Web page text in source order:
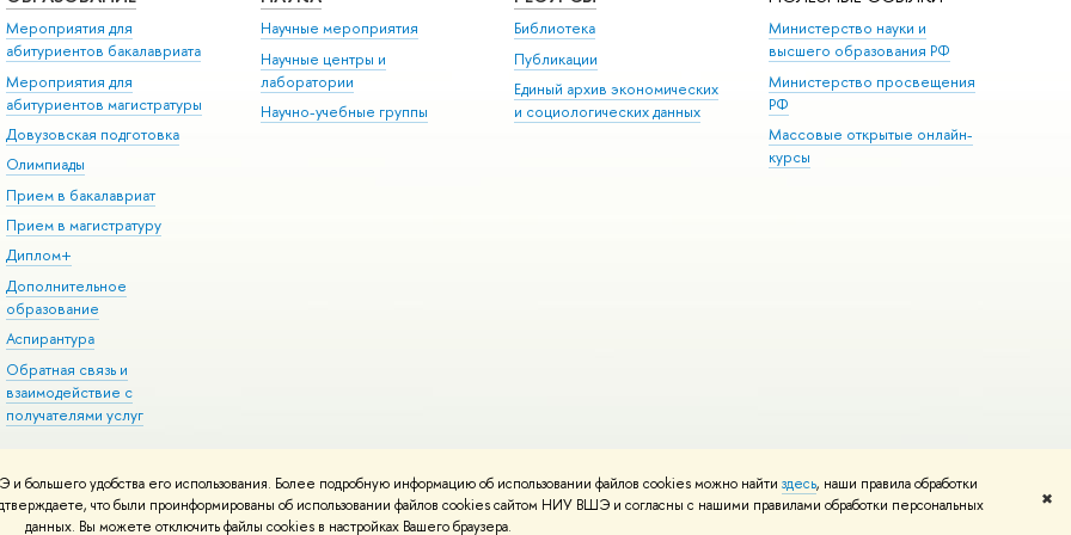
удобства его использования. Более подробную информацию об использовании файлов cookies можно найти здесь, наши правила обработки
что были проинформированы об использовании файлов cookies сайтом НИУ ВШЭ и согласны с нашими правилами обработки персональных
данных. Вы можете отключить файлы cookies в настройках Вашего браузера.
✖
Мероприятия для
абитуриентов бакалавриата
Мероприятия для
абитуриентов магистратуры
Довузовская подготовка
Олимпиады
Прием в бакалавриат
Прием в магистратуру
Диплом+
Дополнительное
образование
Аспирантура
Обратная связь и
взаимодействие с
получателями услуг
Научные мероприятия
Научные центры и
лаборатории
Научно-учебные группы
Библиотека
Публикации
Единый архив экономических
и социологических данных
Министерство науки и
высшего образования РФ
Министерство просвещения
РФ
Массовые открытые онлайн-
курсы
Редактору
Условия использования материалов Политика конфиденциальности Карта сайта
вШколе дизайна НИУ ВШЭ